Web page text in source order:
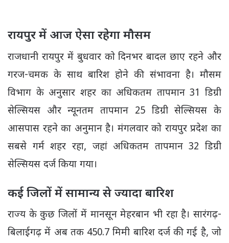
रायपुर में आज ऐसा रहेगा मौसम
राजधानी रायपुर में बुधवार को दिनभर बादल छाए रहने और
गरज-चमक के साथ बारिश होने की संभावना है। मौसम
विभाग के अनुसार शहर का अधिकतम तापमान 31 डिग्री
सेल्सियस और न्यूनतम तापमान 25 डिग्री सेल्सियस के
आसपास रहने का अनुमान है। मंगलवार को रायपुर प्रदेश का
सबसे गर्म शहर रहा, जहां अधिकतम तापमान 32 डिग्री
सेल्सियस दर्ज किया गया।
कई जिलों में सामान्य से ज्यादा बारिश
राज्य के कुछ जिलों में मानसून मेहरबान भी रहा है। सारंगढ़-
बिलाईगढ़ में अब तक 450.7 मिमी बारिश दर्ज की गई है, जो